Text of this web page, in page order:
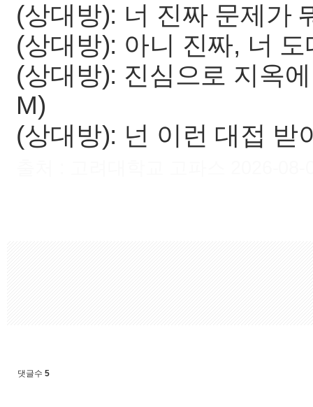
(상대방): 너 진짜 문제가
(상대방): 아니 진짜, 너
(상대방): 진심으로 지옥
M)
(상대방): 넌 이런 대접 받
댓글수 5